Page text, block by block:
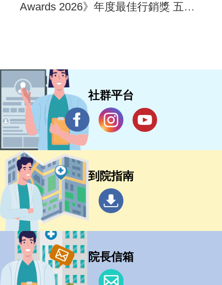
Awards 2026》年度最佳行銷獎 五步
社群平台
到院指南
院長信箱